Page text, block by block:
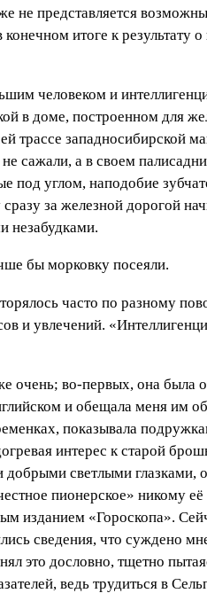
не представляется
итоге к результату о
человеком и
в доме, построенном для
трассе западносибирской
сажали, а в своем
под углом, наподобие
за железной дорогой
незабудками.
бы морковку посеяли.
часто по разному
и увлечений.
очень; во-первых, она была
и обещала меня им
показывала
интерес к старой
светлыми глазками,
пионерское» никому её
изданием «Гороскопа».
сведения, что суждено
это дословно, тщетно
ведь трудиться в